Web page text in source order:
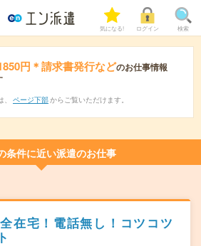
気になる! ログイン 検索
円＊請求書発行などのお仕事情報
ページ下部 からご覧いただけます。
条件に近い派遣のお仕事
在宅！電話無し！コツコツ